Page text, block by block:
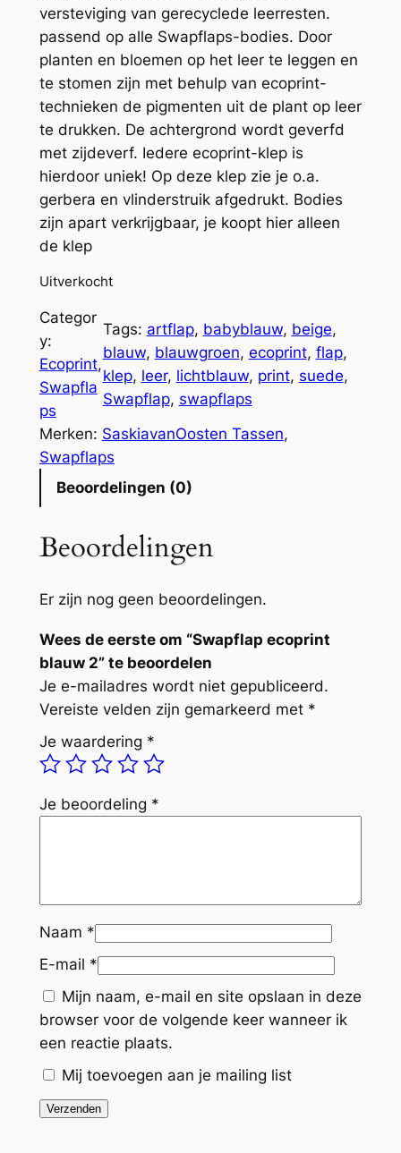
versteviging van gerecyclede leerresten.
passend op alle Swapflaps-bodies. Door
planten en bloemen op het leer te leggen en
te stomen zijn met behulp van ecoprint-
technieken de pigmenten uit de plant op leer
te drukken. De achtergrond wordt geverfd
met zijdeverf. Iedere ecoprint-klep is
hierdoor uniek! Op deze klep zie je o.a.
gerbera en vlinderstruik afgedrukt. Bodies
zijn apart verkrijgbaar, je koopt hier alleen
de klep
Uitverkocht
Categor
y:
Ecoprint ,
Swapfla
ps
Tags: artflap, babyblauw, beige
blauw, blauwgroen, ecoprint, flap
klep, leer, lichtblauw, print, suede
Swapflap, swapflaps
Merken: SaskiavanOosten Tassen
Swapflaps
Beoordelingen (0)
Beoordelingen
Er zijn nog geen beoordelingen.
Wees de eerste om “Swapflap ecoprint
blauw 2” te beoordelen
Je e-mailadres wordt niet gepubliceerd.
Vereiste velden zijn gemarkeerd met *
Je waardering *
Je beoordeling *
Naam *
E-mail *
Mijn naam, e-mail en site opslaan in deze
browser voor de volgende keer wanneer ik
een reactie plaats.
Mij toevoegen aan je mailing list